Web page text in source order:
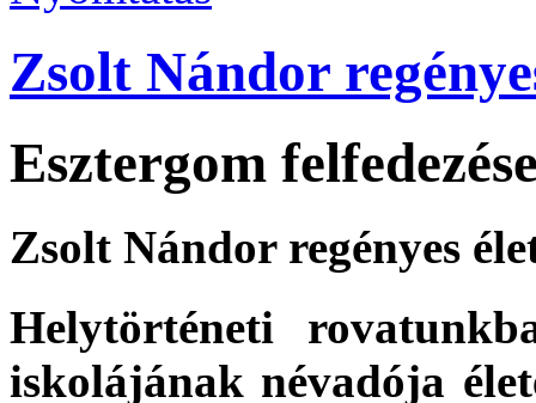
Zsolt Nándor
Esztergom
Zsolt Nándor regényes
Helytörténeti
iskolájának névadója